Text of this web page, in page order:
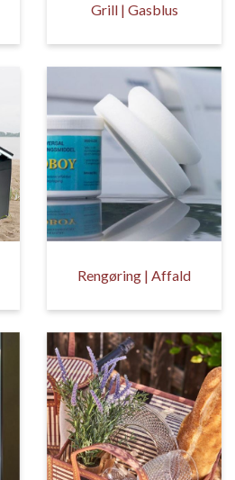
Grill | Gasblus
Rengøring | Affald